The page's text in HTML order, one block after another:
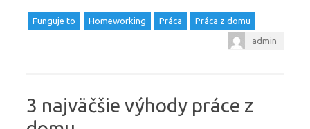
Funguje to Homeworking Práca Práca z domu
admin
3 najväčšie výhody práce z